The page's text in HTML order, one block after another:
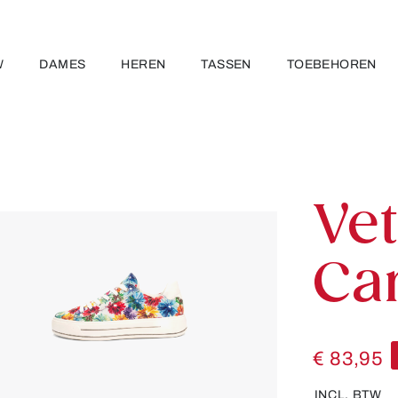
DAMES HEREN TASSEN TOEBEHOREN
€ 83,95
INCL. BTW